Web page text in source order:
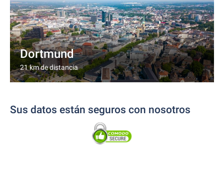
Dortmund
21 km de distancia
Sus datos están seguros con nosotros